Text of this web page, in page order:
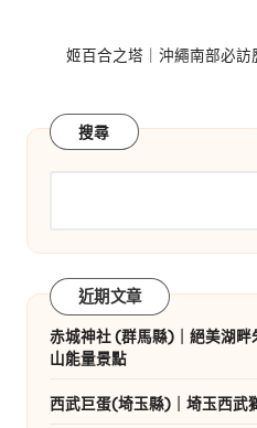
姬百合之塔｜沖繩南部必
搜尋
近期文章
赤城神社 (群馬縣)｜絕美湖
山能量景點
西武巨蛋(埼玉縣)｜埼玉西武